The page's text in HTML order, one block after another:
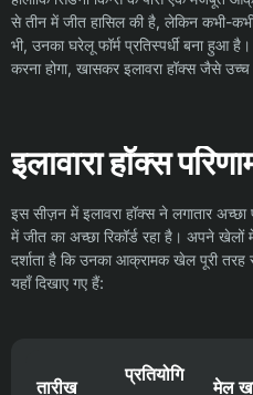
से तीन में जीत हासिल की है, लेकिन कभी-
भी, उनका घरेलू फॉर्म प्रतिस्पर्धी बना हुआ
करना होगा, खासकर इलावरा हॉक्स जैसे
इलावारा हॉक्स
इस सीज़न में इलावरा हॉक्स ने लगातार
में जीत का अच्छा रिकॉर्ड रहा है। अपने
दर्शाता है कि उनका आक्रामक खेल पूरी
यहाँ दिखाए गए हैं:
तारीख
प्रतियोगि
मेल